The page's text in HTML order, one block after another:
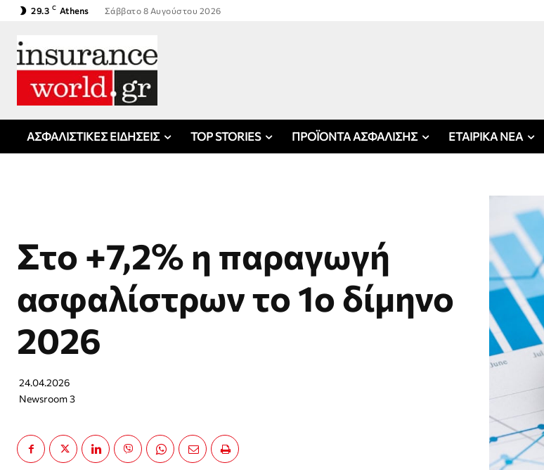
29.3 C Athens Σάββατο 8 Αυγούστου 2026
ΑΣΦΑΛΙΣΤΙΚΕΣ ΕΙΔΗΣΕΙΣ TOP STORIES ΠΡΟΪΟΝΤΑ ΑΣΦΑΛΙΣΗΣ ΕΤΑΙΡΙΚΑ ΝΕΑ
Στο +7,2% η παραγωγή
ασφαλίστρων το 1ο δίμηνο
2026
24.04.2026
Newsroom 3